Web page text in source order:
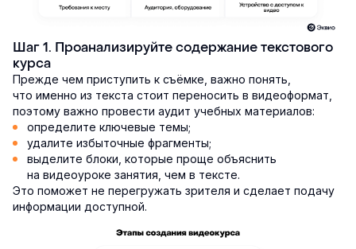
Шаг 1. Проанализируйте содержание текстового
курса
Прежде чем приступить к съёмке, важно понять,
что именно из текста стоит переносить в видеоформат,
поэтому важно провести аудит учебных материалов:
определите ключевые темы;
удалите избыточные фрагменты;
выделите блоки, которые проще объяснить
на видеоуроке занятия, чем в тексте.
Это поможет не перегружать зрителя и сделает подачу
информации доступной.